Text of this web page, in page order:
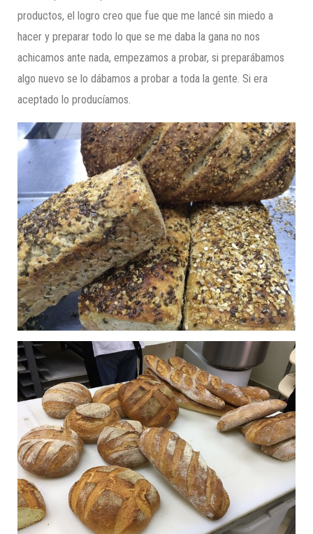
productos, el logro creo que fue que me lancé sin miedo a
hacer y preparar todo lo que se me daba la gana no nos
achicamos ante nada, empezamos a probar, si preparábamos
algo nuevo se lo dábamos a probar a toda la gente. Si era
aceptado lo producíamos.